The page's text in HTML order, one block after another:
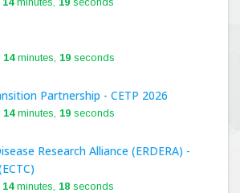
14minutes, 18 seconds
Partnership - CETP 2026
14minutes, 18 seconds
Research Alliance (ERDERA) -
14minutes, 17 seconds